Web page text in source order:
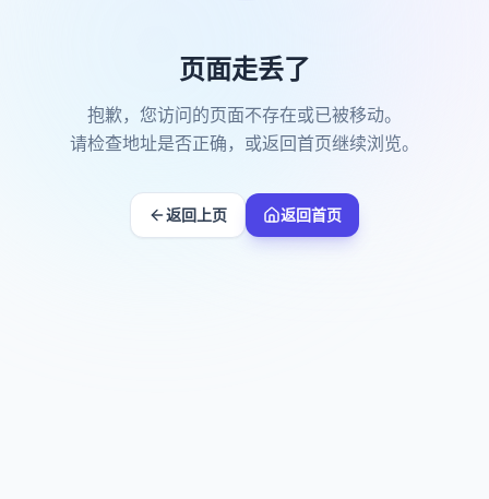
页面走丢了
抱歉，您访问的页面不存在或已被移动。
请检查地址是否正确，或返回首页继续浏览。
返回上页 返回首页